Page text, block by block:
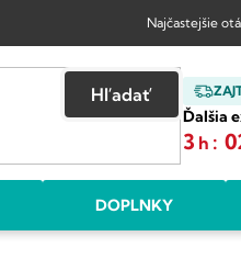
Najčastejšie
Ďalšia
3 h :
Hľadať
DOPLNKY